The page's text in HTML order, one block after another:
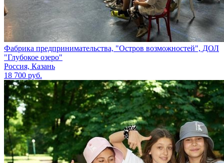
Фабрика предпринимательства, "Остров возможностей", ДОЛ
"Глубокое озеро"
Россия, Казань
18 700 руб.